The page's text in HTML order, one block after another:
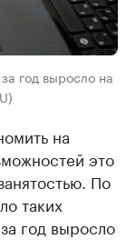
год выросло на
на
это
По
таких
год выросло